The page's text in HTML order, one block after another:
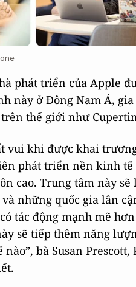
phát triển của Apple
này ở Đông Nam Á,
thế giới như
vui khi được khai
phát triển nền kinh
cao. Trung tâm này
những quốc gia lân
tác động mạnh mẽ
sẽ tiếp thêm năng
bà Susan